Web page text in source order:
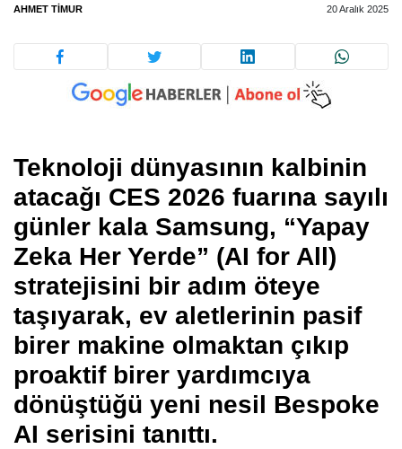
AHMET TIMUR 20 Aralık 2025
Teknoloji dünyasının kalbinin
atacağı CES 2026 fuarına sayılı
günler kala Samsung, “Yapay
Zeka Her Yerde” (AI for All)
stratejisini bir adım öteye
taşıyarak, ev aletlerinin pasif
birer makine olmaktan çıkıp
proaktif birer yardımcıya
dönüştüğü yeni nesil Bespoke
AI serisini tanıttı.